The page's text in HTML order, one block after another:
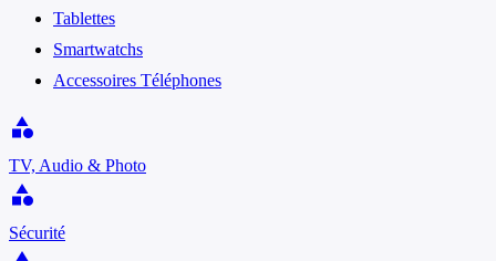
Tablettes
Smartwatchs
Accessoires Téléphones
category
TV, Audio & Photo
category
Sécurité